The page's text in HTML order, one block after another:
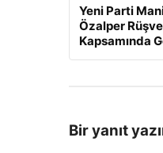
Yeni Parti
Özalper
Kapsamında
Bir yanıt